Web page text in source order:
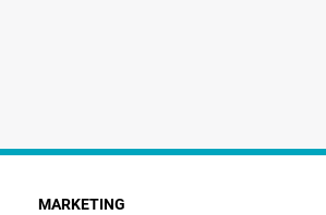
MARKETING